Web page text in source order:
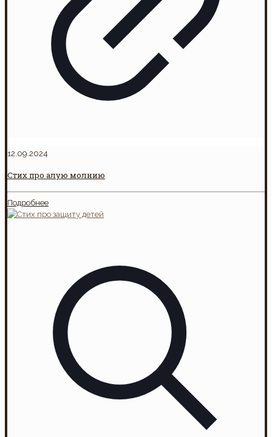
12.09.2024
Стих про алую молнию
Подробнее